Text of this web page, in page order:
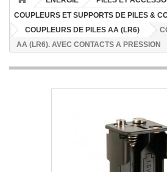
COUPLEURS ET SUPPORTS DE PILES &
COUPLEURS DE PILES AA (LR6)
AA (LR6). AVEC CONTACTS A PRESSION